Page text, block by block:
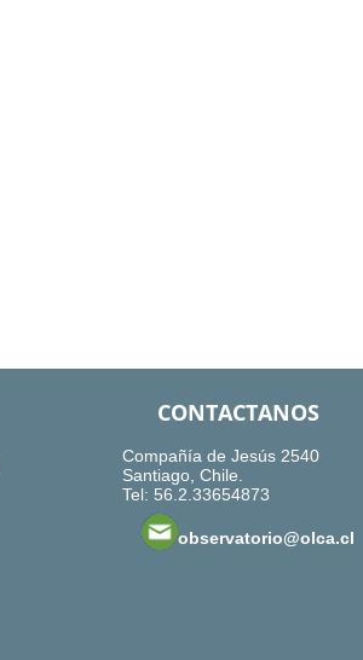
CONTACTANOS
Compañía de Jesús 2540
Santiago, Chile.
Tel: 56.2.33654873
observatorio@olca.cl